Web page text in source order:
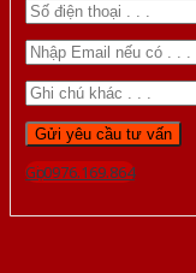
Gọi 0976.169.864